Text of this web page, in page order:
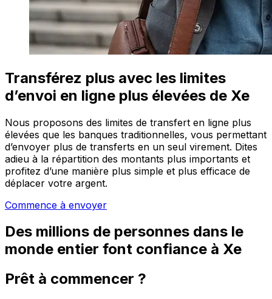
Transférez plus avec les limites
d’envoi en ligne plus élevées de Xe
Nous proposons des limites de transfert en ligne plus
élevées que les banques traditionnelles, vous permettant
d’envoyer plus de transferts en un seul virement. Dites
adieu à la répartition des montants plus importants et
profitez d’une manière plus simple et plus efficace de
déplacer votre argent.
Commence à envoyer
Des millions de personnes dans le
monde entier font confiance à Xe
Prêt à commencer ?